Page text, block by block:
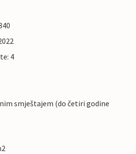
4
smještajem (do četiri godine